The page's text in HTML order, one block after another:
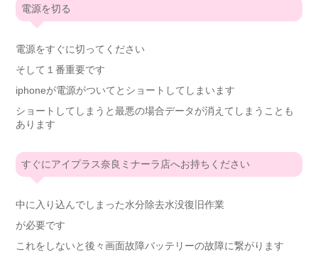
電源を切る
電源をすぐに切ってください
そして１番重要です
iphoneが電源がついてとショートしてしまいます
ショートしてしまうと最悪の場合データが消えてしまうことも
あります
すぐにアイプラス奈良ミナーラ店へお持ちください
中に入り込んでしまった水分除去水没復旧作業
が必要です
これをしないと後々画面故障バッテリーの故障に繋がります